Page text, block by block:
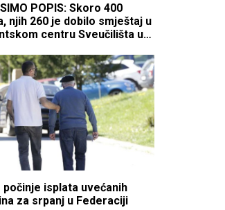
POPIS: Skoro 400
njih 260 je dobilo smještaj u
centru Sveučilišta u
počinje isplata uvećanih
za srpanj u Federaciji